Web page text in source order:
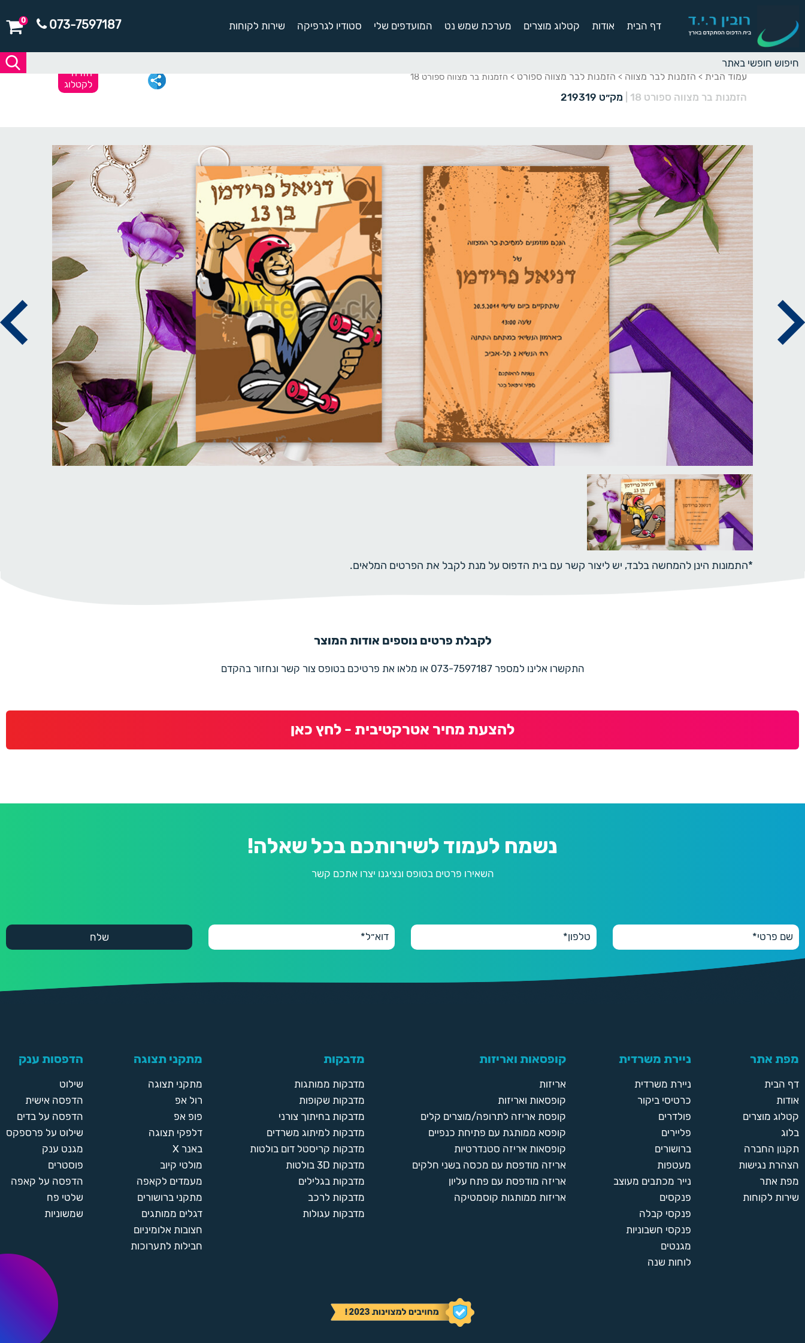
דף הבית אודות קטלוג מוצרים מערכת שמש נט המועדפים שלי סטודיו לגרפיקה שירות לקוחות 073-7597187
0
עמוד הבית > הזמנות לבר מצווה > הזמנות לבר מצווה ספורט > הזמנות בר מצווה ספורט 18
הזמנות בר מצווה ספורט 18 מק״ט 219319
חזרה
לקטלוג
*התמונות הינן להמחשה בלבד, יש ליצור קשר עם בית הדפוס על מנת לקבל את הפרטים המלאים.
לקבלת פרטים נוספים אודות המוצר
התקשרו אלינו למספר 073-7597187 או מלאו את פרטיכם בטופס צור קשר ונחזור בהקדם
להצעת מחיר אטרקטיבית - לחץ כאן
נשמח לעמוד לשירותכם בכל שאלה!
השאירו פרטים בטופס ונציגנו יצרו אתכם קשר
מפת אתר
דף הבית
אודות
קטלוג מוצרים
בלוג
תקנון החברה
הצהרת נגישות
מפת אתר
שירות לקוחות
ניירת משרדית
ניירת משרדית
כרטיסי ביקור
פולדרים
פליירים
ברושורים
מעטפות
נייר מכתבים מעוצב
פנקסים
פנקסי קבלה
פנקסי חשבוניות
מגנטים
לוחות שנה
קופסאות ואריזות
אריזות
קופסאות ואריזות
קופסת אריזה לתרופה/מוצרים קלים
קופסא ממותגת עם פתיחת כנפיים
קופסאות אריזה סטנדרטיות
אריזה מודפסת עם מכסה בשני חלקים
אריזה מודפסת עם פתח עליון
אריזות ממותגות קוסמטיקה
מדבקות
מדבקות ממותגות
מדבקות שקופות
מדבקות בחיתוך צורני
מדבקות למיתוג משרדים
מדבקות קריסטל דום בולטות
מדבקות 3D בולטות
מדבקות בגלילים
מדבקות לרכב
מדבקות עגולות
מתקני תצוגה
מתקני תצוגה
רול אפ
פופ אפ
דלפקי תצוגה
באנר X
מולטי קיוב
מעמדים לקאפה
מתקני ברושורים
דגלים ממותגים
חצובות אלומיניום
חבילות לתערוכות
הדפסות ענק
שילוט
הדפסה אישית
הדפסה על בדים
שילוט על פרספקס
מגנט ענק
פוסטרים
הדפסה על קאפה
שלטי פח
שמשוניות